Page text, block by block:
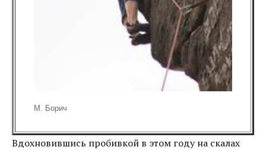
М. Борич
Вдохновившись пробивкой в этом году на скалах